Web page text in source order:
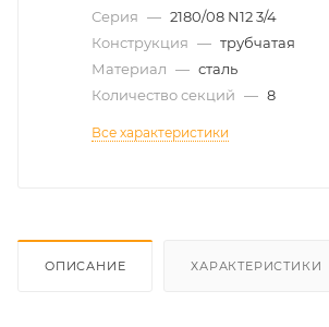
Серия — 2180/08 N12 3/4
Конструкция — трубчатая
Материал — сталь
Количество секций — 8
Все характеристики
ОПИСАНИЕ ХАРАКТЕРИСТИКИ